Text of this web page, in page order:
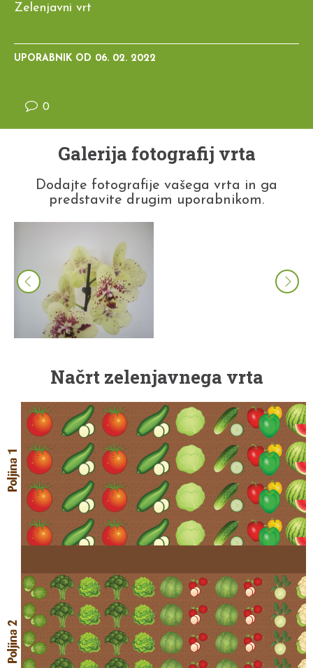
Zelenjavni vrt
UPORABNIK OD 06. 02. 2022
0
Galerija fotografij vrta
Dodajte fotografije vašega vrta in ga
predstavite drugim uporabnikom.
Načrt zelenjavnega vrta